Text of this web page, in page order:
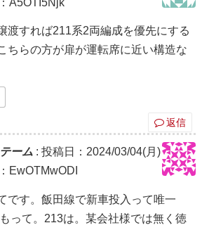
渡すれば211系2両編成を優先にする
ちらの方が扉が運転席に近い構造な
返信
ーム : 投稿日：2024/03/04(月)
EwOTMwODI
です。飯田線で新車投入って唯一
って。213は。某会社様では無く徳